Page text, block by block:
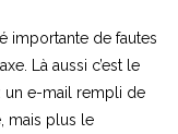
importante de fautes
Là aussi c’est le
un e-mail rempli de
mais plus le